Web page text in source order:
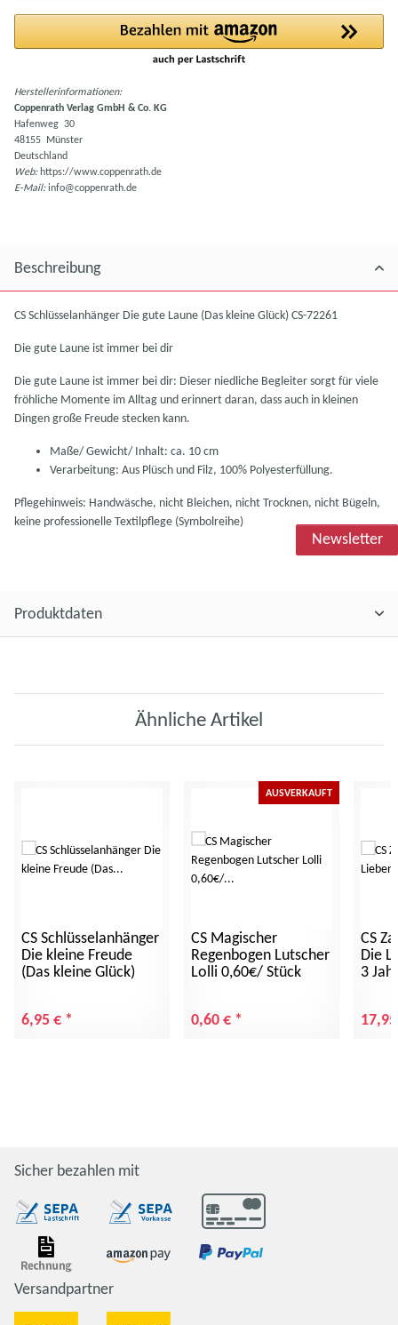
Herstellerinformationen:
Coppenrath Verlag GmbH & Co. KG
Hafenweg 30
48155 Münster
Deutschland
Web:https://www.coppenrath.de
E-Mail:info@coppenrath.de
Beschreibung
CS Schlüsselanhänger Die gute Laune (Das kleine Glück) CS-72261
Die gute Laune ist immer bei dir
Die gute Laune ist immer bei dir: Dieser niedliche Begleiter sorgt für viele
fröhliche Momente im Alltag und erinnert daran, dass auch in kleinen
Dingen große Freude stecken kann.
Maße/ Gewicht/ Inhalt: ca. 10 cm
Verarbeitung: Aus Plüsch und Filz, 100% Polyesterfüllung.
Pflegehinweis: Handwäsche, nicht Bleichen, nicht Trocknen, nicht Bügeln,
keine professionelle Textilpflege (Symbolreihe)
Produktdaten
Ähnliche Artikel
CS Schlüsselanhänger
Die kleine Freude
(Das kleine Glück)
6,95 € *
AUSVERKAUFT
CS Magischer
Regenbogen Lutscher
Lolli 0,60€/ Stück
0,60 € *
CS
Die
3
Sicher bezahlen mit
Versandpartner
Newsletter